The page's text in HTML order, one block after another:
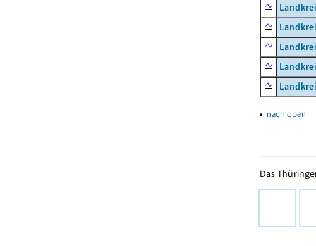
▴ nach oben
Das